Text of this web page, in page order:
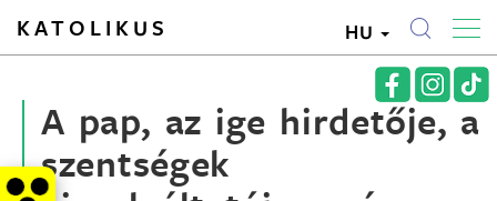
KATOLIKUS HU
A pap, az ige hirdetője, a
szentségek